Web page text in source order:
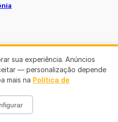
sua experiência. Anúncios
— personalização depende
mais na Política de